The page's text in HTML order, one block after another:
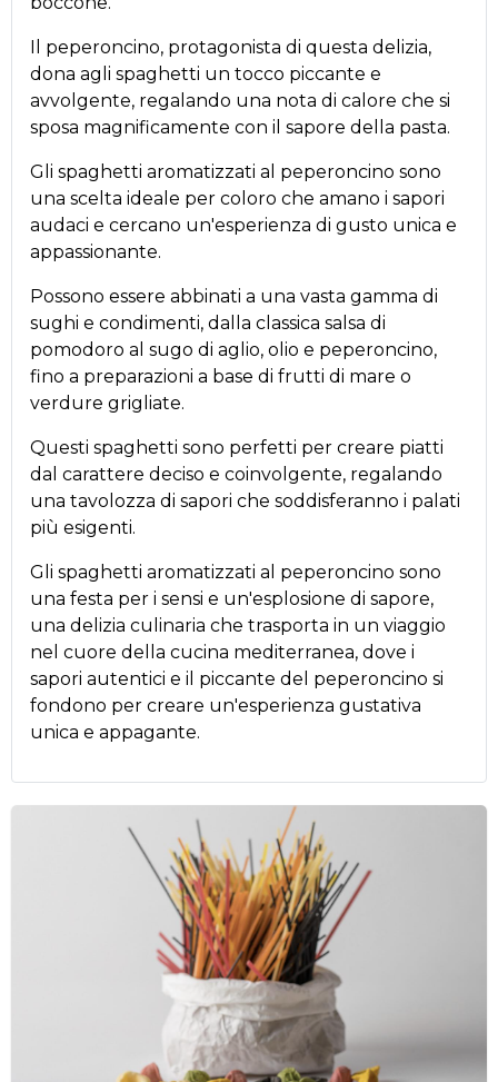
Il peperoncino, protagonista di questa delizia,
dona agli spaghetti un tocco piccante e
avvolgente, regalando una nota di calore che si
sposa magnificamente con il sapore della pasta.
Gli spaghetti aromatizzati al peperoncino sono
una scelta ideale per coloro che amano i sapori
audaci e cercano un'esperienza di gusto unica e
appassionante.
Possono essere abbinati a una vasta gamma di
sughi e condimenti, dalla classica salsa di
pomodoro al sugo di aglio, olio e peperoncino,
fino a preparazioni a base di frutti di mare o
verdure grigliate.
Questi spaghetti sono perfetti per creare piatti
dal carattere deciso e coinvolgente, regalando
una tavolozza di sapori che soddisferanno i palati
più esigenti.
Gli spaghetti aromatizzati al peperoncino sono
una festa per i sensi e un'esplosione di sapore,
una delizia culinaria che trasporta in un viaggio
nel cuore della cucina mediterranea, dove i
sapori autentici e il piccante del peperoncino si
fondono per creare un'esperienza gustativa
unica e appagante.